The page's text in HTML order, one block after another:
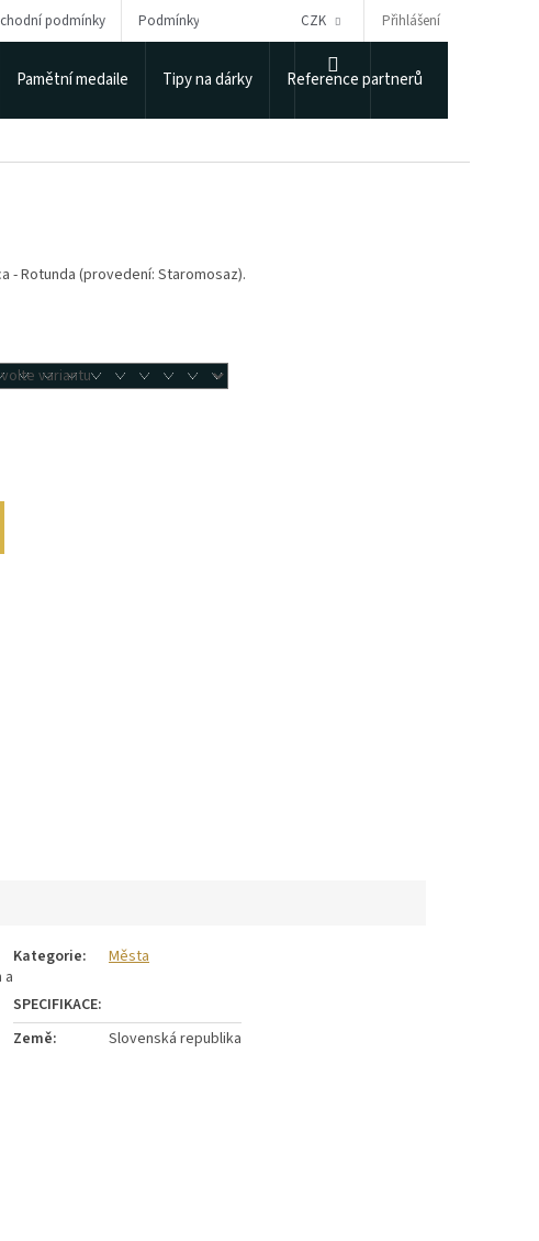
podmínky Podmínky ochrany osobních údajů Puncovní úřad
CZK Přihlášení
Pamětní medaile Tipy na dárky Reference partnerů
- Rotunda (provedení: Staromosaz).
a
Kategorie: Města
Země: Slovenská republika